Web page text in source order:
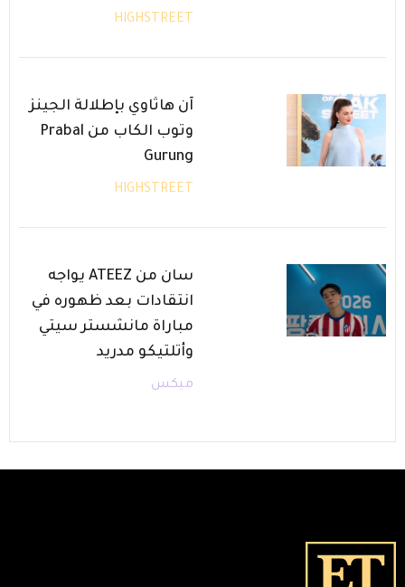
HIGHSTREET
آن هاثاوي بإطلالة الجينز
وتوب الكاب من Prabal
Gurung
HIGHSTREET
سان من ATEEZ يواجه
انتقادات بعد ظهوره في
مباراة مانشستر سيتي
وأتلتيكو مدريد
ميكس